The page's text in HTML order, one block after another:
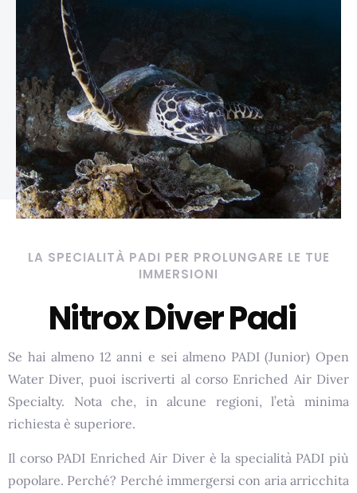
LA SPECIALITÀ PADI PER PROLUNGARE LE TUE
IMMERSIONI
Nitrox Diver Padi
Se hai almeno 12 anni e sei almeno PADI (Junior) Open
Water Diver, puoi iscriverti al corso Enriched Air Diver
Specialty. Nota che, in alcune regioni, l’età minima
richiesta è superiore.
Il corso PADI Enriched Air Diver è la specialità PADI più
popolare. Perché? Perché immergersi con aria arricchita